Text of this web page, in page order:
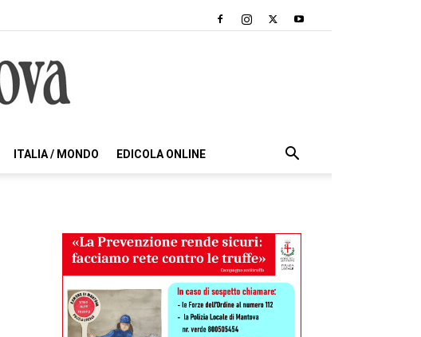
ITALIA / MONDO EDICOLA ONLINE